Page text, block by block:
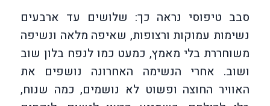
סבב טיפוסי נראה כך: שלושים עד ארבעים
נשימות עמוקות ורצופות, שאיפה מלאה ונשיפה
משוחררת בלי מאמץ, כמעט כמו לנפח בלון שוב
ושוב. אחרי הנשימה האחרונה נושפים את
האוויר החוצה ופשוט לא נושמים, כמה שנוח,